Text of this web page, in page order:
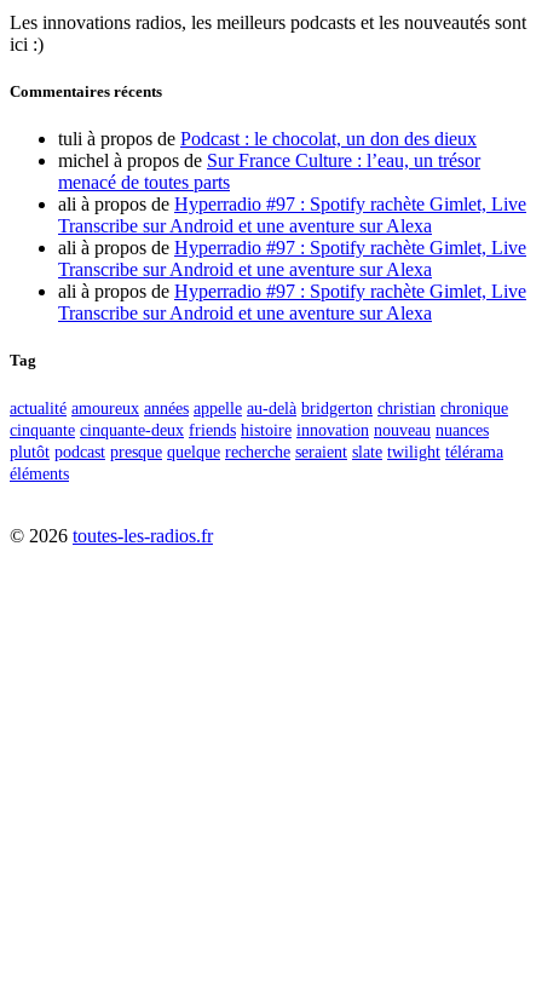
Les innovations radios, les meilleurs podcasts et les nouveautés sont
ici :)
Commentaires récents
tuli à propos de Podcast : le chocolat, un don des dieux
michel à propos de Sur France Culture : l’eau, un trésor
menacé de toutes parts
ali à propos de Hyperradio #97 : Spotify rachète Gimlet, Live
Transcribe sur Android et une aventure sur Alexa
ali à propos de Hyperradio #97 : Spotify rachète Gimlet, Live
Transcribe sur Android et une aventure sur Alexa
ali à propos de Hyperradio #97 : Spotify rachète Gimlet, Live
Transcribe sur Android et une aventure sur Alexa
Tag
actualité amoureux années appelle au-delà bridgerton christian chronique
cinquante cinquante-deux friends histoire innovation nouveau nuances
plutôt podcast presque quelque recherche seraient slate twilight télérama
éléments
© 2026 toutes-les-radios.fr